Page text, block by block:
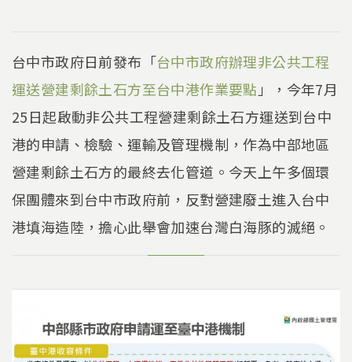
台中市政府日前發布「台中市政府辦理非公共工程
運送營建剩餘土石方至台中港作業要點 」，今年7月
25日起啟動非公共工程營建剩餘土石方運送到台中
港的申請、檢驗、運輸及管理機制，作為中部地區
營建剩餘土石方的最終去化管道。今天上午多個環
保團體來到台中市政府前，反對營建廢土進入台中
港填海造陸，擔心此舉會加速台灣白海豚的滅絕。